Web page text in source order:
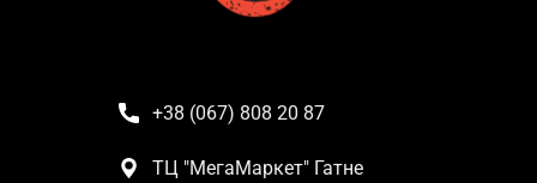
+38 (067) 808 20 87
ТЦ "МегаМаркет" Гатне